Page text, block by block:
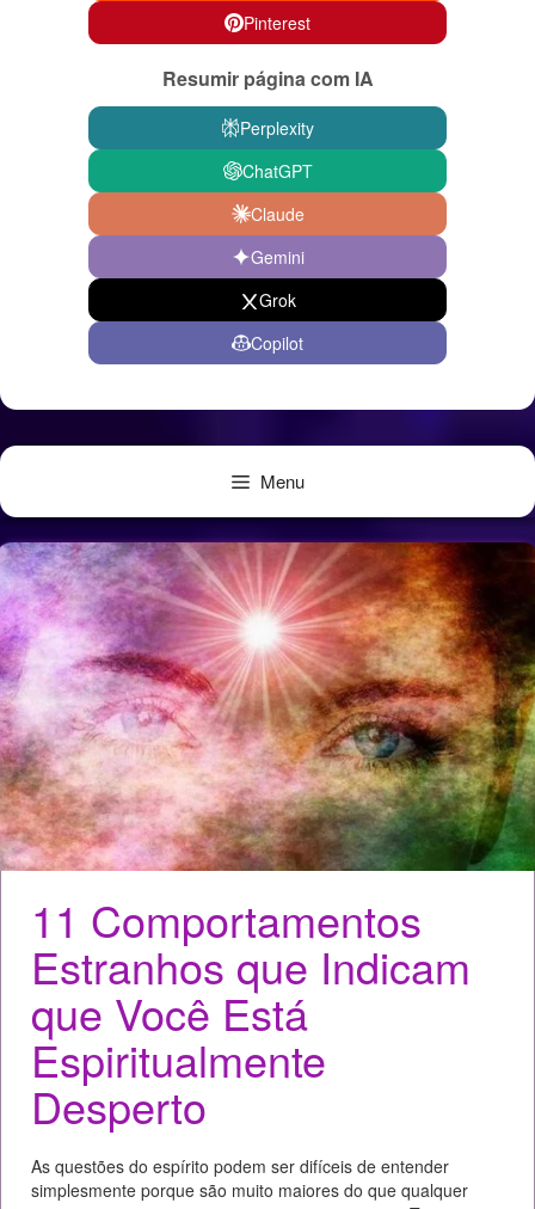
Pinterest
Resumir página com IA
Perplexity
ChatGPT
Claude
Gemini
Grok
Copilot
Menu
11 Comportamentos
Estranhos que Indicam
que Você Está
Espiritualmente
Desperto
As questões do espírito podem ser difíceis de entender
simplesmente porque são muito maiores do que qualquer